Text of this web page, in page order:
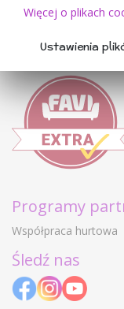
Kontakty
Oceny klientów
Programy
Współpraca hurtowa
Śledź nas
Więcej o plikach
Ustawienia